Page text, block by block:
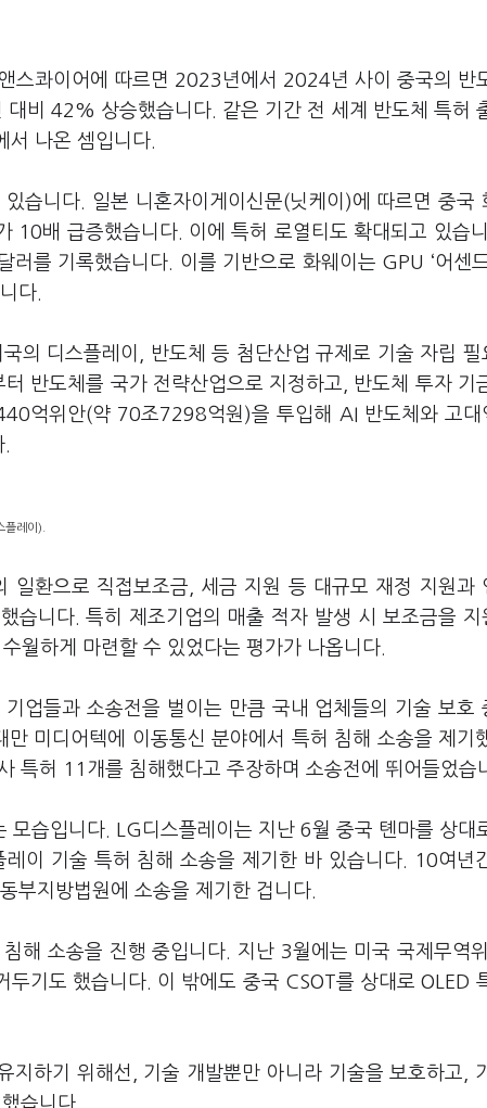
스콰이어에 따르면 2023년에서 2024년 사이 중국의 반
비 42% 상승했습니다. 같은 기간 전 세계 반도체 특허
나온 셈입니다.
습니다. 일본 니혼자이게이신문(닛케이)에 따르면 중국
10배 급증했습니다. 이에 특허 로열티도 확대되고 있습
를 기록했습니다. 이를 기반으로 화웨이는 GPU ‘어센
다.
의 디스플레이, 반도체 등 첨단산업 규제로 기술 자립 필
반도체를 국가 전략산업으로 지정하고, 반도체 투자 기
억위안(약 70조7298억원)을 투입해 AI 반도체와 고대
레이).
일환으로 직접보조금, 세금 지원 등 대규모 재정 지원과
습니다. 특히 제조기업의 매출 적자 발생 시 보조금을 지
월하게 마련할 수 있었다는 평가가 나옵니다.
업들과 소송전을 벌이는 만큼 국내 업체들의 기술 보호
미디어텍에 이동통신 분야에서 특허 침해 소송을 제기
특허 11개를 침해했다고 주장하며 소송전에 뛰어들었습
모습입니다. LG디스플레이는 지난 6월 중국 톈마를 상대
이 기술 특허 침해 소송을 제기한 바 있습니다. 10여년
부지방법원에 소송을 제기한 겁니다.
해 소송을 진행 중입니다. 지난 3월에는 미국 국제무역
기도 했습니다. 이 밖에도 중국 CSOT를 상대로 OLED
지하기 위해선, 기술 개발뿐만 아니라 기술을 보호하고,
습니다.